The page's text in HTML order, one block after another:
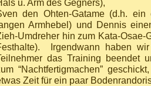
u. Arm des Gegners),
den Ohten-Gatame (d.h.
Armhebel) und Dennis
Umdreher hin zum Kata-Osae-
Irgendwann haben
das Training beendet
“Nachtfertigmachen”
Zeit für ein paar